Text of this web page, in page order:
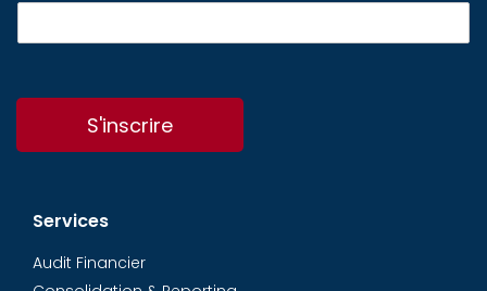
S'inscrire
Services
Audit Financier